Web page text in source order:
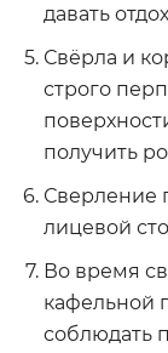
давать
Свёрла и
строго
получить
Сверление
лицевой
Во время
кафельной
соблюдать